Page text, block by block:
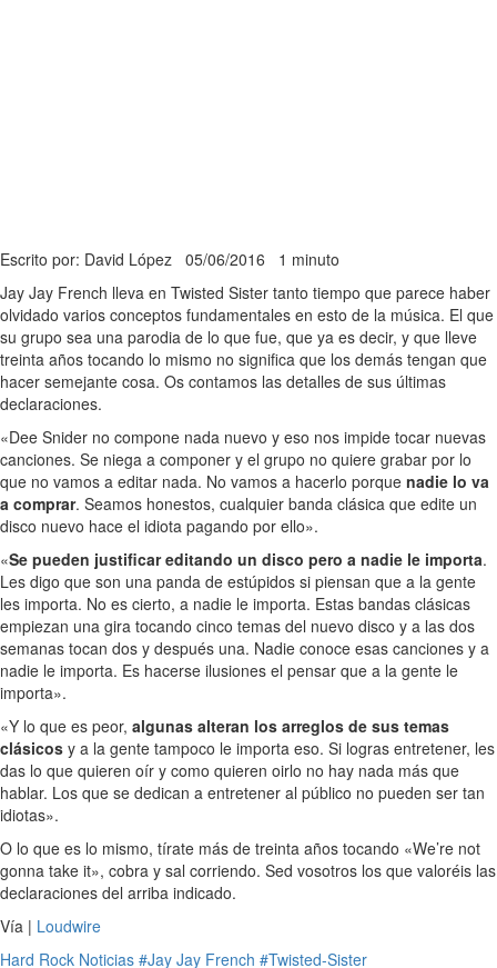
Escrito por: David López 05/06/2016 1 minuto
Jay Jay French lleva en Twisted Sister tanto tiempo que parece haber
olvidado varios conceptos fundamentales en esto de la música. El que
su grupo sea una parodia de lo que fue, que ya es decir, y que lleve
treinta años tocando lo mismo no significa que los demás tengan que
hacer semejante cosa. Os contamos las detalles de sus últimas
declaraciones.
«Dee Snider no compone nada nuevo y eso nos impide tocar nuevas
canciones. Se niega a componer y el grupo no quiere grabar por lo
que no vamos a editar nada. No vamos a hacerlo porque nadie lo va
a comprar. Seamos honestos, cualquier banda clásica que edite un
disco nuevo hace el idiota pagando por ello».
«Se pueden justificar editando un disco pero a nadie le importa.
Les digo que son una panda de estúpidos si piensan que a la gente
les importa. No es cierto, a nadie le importa. Estas bandas clásicas
empiezan una gira tocando cinco temas del nuevo disco y a las dos
semanas tocan dos y después una. Nadie conoce esas canciones y a
nadie le importa. Es hacerse ilusiones el pensar que a la gente le
importa».
«Y lo que es peor, algunas alteran los arreglos de sus temas
clásicos y a la gente tampoco le importa eso. Si logras entretener, les
das lo que quieren oír y como quieren oirlo no hay nada más que
hablar. Los que se dedican a entretener al público no pueden ser tan
idiotas».
O lo que es lo mismo, tírate más de treinta años tocando «We’re not
gonna take it», cobra y sal corriendo. Sed vosotros los que valoréis las
declaraciones del arriba indicado.
Vía | Loudwire
Hard Rock Noticias #Jay Jay French #Twisted-Sister